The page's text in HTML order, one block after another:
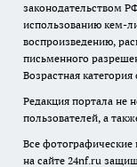
законодательством
использованию кем-
воспроизведению,
письменного
Возрастная категория
Редакция портала не
пользователей, а
Все
на сайте 24nf.ru